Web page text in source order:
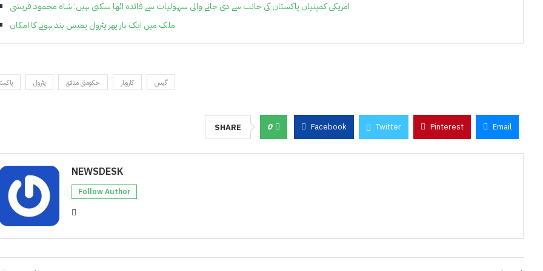
امریکی کمپنیاں پاکستان کی جانب سے دی جانے والی سہولیات سے فائدہ اٹھا سکتی ہیں: شاہ محمود قریشی
ملک میں ایک بار پھر پٹرول پمپس بند ہونے کا امکان
پٹرول حکومتی منافع کاروبار گیس
SHARE 0 Facebook Twitter Pinterest Email
NEWSDESK
Follow Author